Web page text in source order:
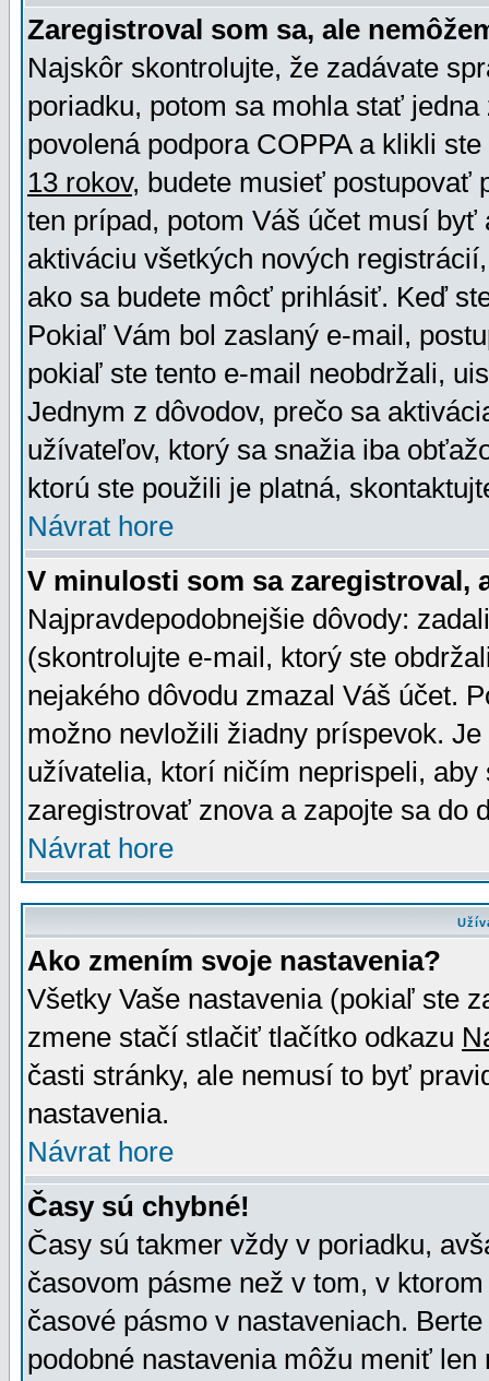
Zaregistroval som sa, ale
Najskôr skontrolujte, že zadávate
poriadku, potom sa mohla stať
povolená podpora COPPA a klikli
13 rokov, budete musieť postupovať
ten prípad, potom Váš účet musí
aktiváciu všetkých nových
ako sa budete môcť prihlásiť. Keď
Pokiaľ Vám bol zaslaný e-mail,
pokiaľ ste tento e-mail neobdržali,
Jednym z dôvodov, prečo sa
užívateľov, ktorý sa snažia iba
ktorú ste použili je platná,
Návrat hore
V minulosti som sa zaregistroval,
Najpravdepodobnejšie dôvody:
(skontrolujte e-mail, ktorý ste
nejakého dôvodu zmazal Váš účet.
možno nevložili žiadny príspevok.
užívatelia, ktorí ničím neprispeli,
zaregistrovať znova a zapojte sa do
Návrat hore
Ako zmením svoje nastavenia?
Všetky Vaše nastavenia (pokiaľ ste
zmene stačí stlačiť tlačítko odkazu
časti stránky, ale nemusí to byť
nastavenia.
Návrat hore
Časy sú chybné!
Časy sú takmer vždy v poriadku,
časovom pásme než v tom, v
časové pásmo v nastaveniach.
podobné nastavenia môžu meniť